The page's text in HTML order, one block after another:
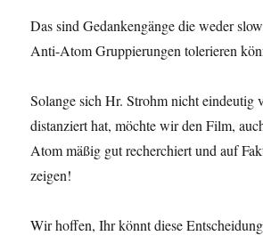
Das sind Gedankengänge die weder
Anti-Atom Gruppierungen tolerieren
Solange sich Hr. Strohm nicht eindeutig
distanziert hat, möchte wir den Film,
Atom mäßig gut recherchiert und auf
zeigen!
Wir hoffen, Ihr könnt diese